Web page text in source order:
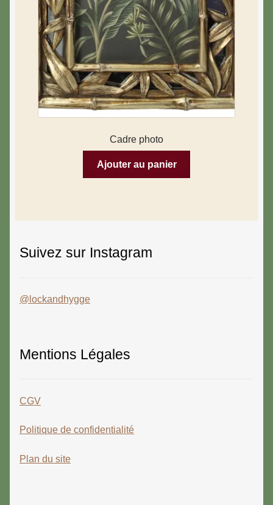
Cadre photo
Ajouter au panier
Suivez sur Instagram
@lockandhygge
Mentions Légales
CGV
Politique de confidentialité
Plan du site